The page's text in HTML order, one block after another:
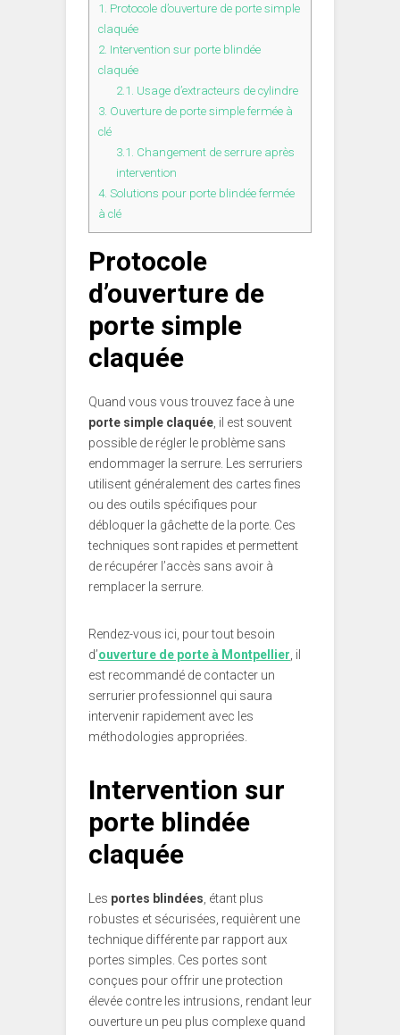
1. Protocole d’ouverture de porte simple
claquée
2. Intervention sur porte blindée
claquée
2.1. Usage d’extracteurs de cylindre
3. Ouverture de porte simple fermée à
clé
3.1. Changement de serrure après
intervention
4. Solutions pour porte blindée fermée
à clé
Protocole
d’ouverture de
porte simple
claquée
Quand vous vous trouvez face à une
porte simple claquée , il est souvent
possible de régler le problème sans
endommager la serrure. Les serruriers
utilisent généralement des cartes fines
ou des outils spécifiques pour
débloquer la gâchette de la porte. Ces
techniques sont rapides et permettent
de récupérer l’accès sans avoir à
remplacer la serrure.
Rendez-vous ici, pour tout besoin
d’ouverture de porte à Montpellier , il
est recommandé de contacter un
serrurier professionnel qui saura
intervenir rapidement avec les
méthodologies appropriées.
Intervention sur
porte blindée
claquée
Les portes blindées , étant plus
robustes et sécurisées, requièrent une
technique différente par rapport aux
portes simples. Ces portes sont
conçues pour offrir une protection
élevée contre les intrusions, rendant leur
ouverture un peu plus complexe quand